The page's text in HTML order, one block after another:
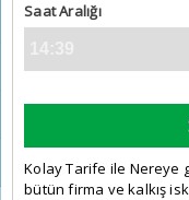
Saat Aralığı
Kolay Tarife ile Nereye
bütün firma ve kalkış